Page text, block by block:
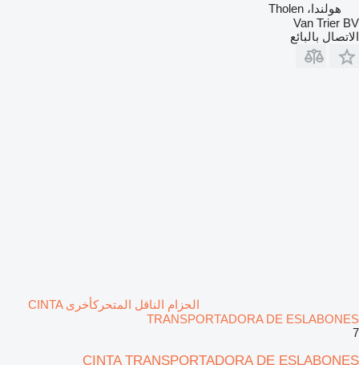
هولندا، Tholen
Van Trier BV
الاتصال بالبائع
الحزام الناقل المتحركأخرى CINTA
TRANSPORTADORA DE ESLABONES
7
CINTA TRANSPORTADORA DE ESLABONES